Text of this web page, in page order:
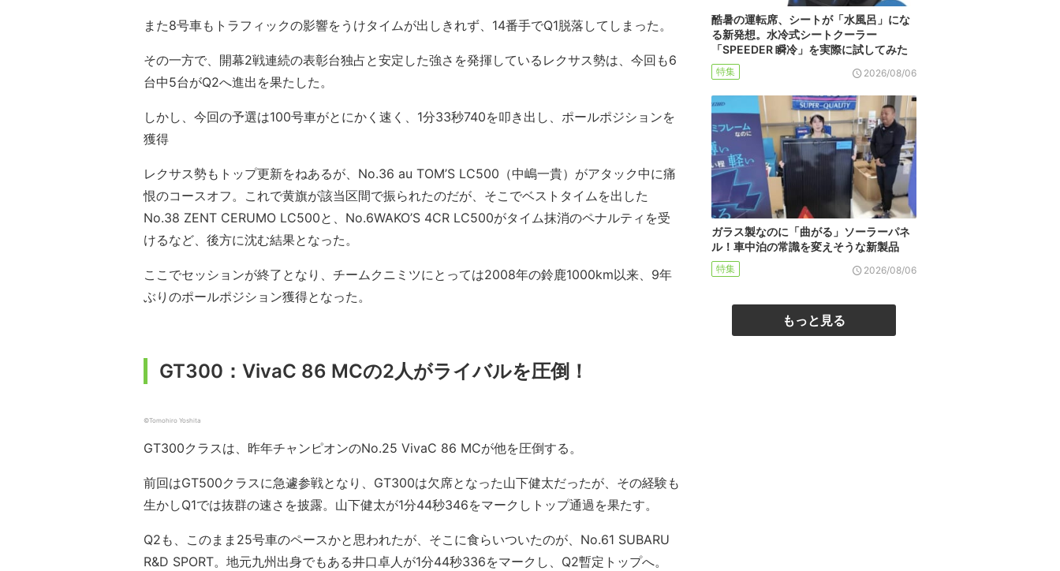
また8号車もトラフィックの影響をうけタイムが出しきれず、14番手でQ1脱落してしまった。
その一方で、開幕2戦連続の表彰台独占と安定した強さを発揮しているレクサス勢は、今回も6
台中5台がQ2へ進出を果たした。
しかし、今回の予選は100号車がとにかく速く、1分33秒740を叩き出し、ポールポジションを
獲得
レクサス勢もトップ更新をねあるが、No.36 au TOM’S LC500（中嶋一貴）がアタック中に痛
恨のコースオフ。これで黄旗が該当区間で振られたのだが、そこでベストタイムを出した
No.38 ZENT CERUMO LC500と、No.6WAKO’S 4CR LC500がタイム抹消のペナルティを受
けるなど、後方に沈む結果となった。
ここでセッションが終了となり、チームクニミツにとっては2008年の鈴鹿1000km以来、9年
ぶりのポールポジション獲得となった。
GT300：VivaC 86 MCの2人がライバルを圧倒！
©Tomohiro Yoshita
GT300クラスは、昨年チャンピオンのNo.25 VivaC 86 MCが他を圧倒する。
前回はGT500クラスに急遽参戦となり、GT300は欠席となった山下健太だったが、その経験も
生かしQ1では抜群の速さを披露。山下健太が1分44秒346をマークしトップ通過を果たす。
Q2も、このまま25号車のペースかと思われたが、そこに食らいついたのが、No.61 SUBARU
R&D SPORT。地元九州出身でもある井口卓人が1分44秒336をマークし、Q2暫定トップへ。
酷暑の運転席、シートが「水風呂」にな
る新発想。水冷式シートクーラー
「SPEEDER 瞬冷」を実際に試してみた
特集 2026/08/06
ガラス製なのに「曲がる」ソーラーパネ
ル！車中泊の常識を変えそうな新製品
特集 2026/08/06
もっと見る